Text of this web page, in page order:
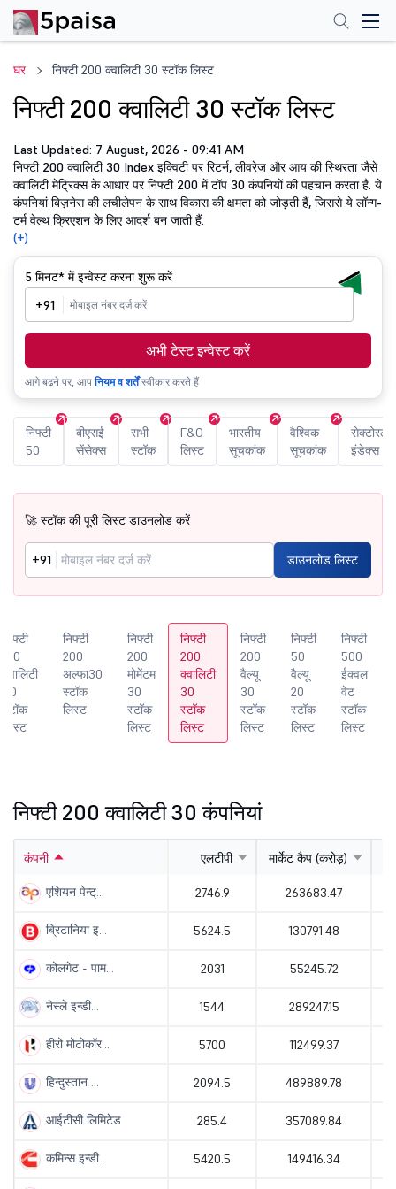
घर निफ्टी 200 क्वालिटी 30 स्टॉक लिस्ट
निफ्टी 200 क्वालिटी 30 स्टॉक लिस्ट
Last Updated: 7 August, 2026 - 09:41 AM
निफ्टी 200 क्वालिटी 30 Index इक्विटी पर रिटर्न, लीवरेज और आय की स्थिरता जैसे
क्वालिटी मेट्रिक्स के आधार पर निफ्टी 200 में टॉप 30 कंपनियों की पहचान करता है. ये
कंपनियां बिज़नेस की लचीलेपन के साथ विकास की क्षमता को जोड़ती हैं, जिससे ये लॉन्ग-
टर्म वेल्थ क्रिएशन के लिए आदर्श बन जाती हैं.
(+)
5 मिनट* में इन्वेस्ट करना शुरू करें
+91
अभी टेस्ट इन्वेस्ट करें
आगे बढ़ने पर, आपनियम व शर्तेंस्वीकार करते हैं
निफ्टी
50
बीएसई
सेंसेक्स
सभी
स्टॉक
F&O
लिस्ट
भारतीय
सूचकांक
वैश्विक
सूचकांक
सेक्टोरल
इंडेक्स
🚀 स्टॉक की पूरी लिस्ट डाउनलोड करें
+91 डाउनलोड लिस्ट
निफ्टी
100
क्वालिटी
30
स्टॉक
लिस्ट
निफ्टी
200
अल्फा30
स्टॉक
लिस्ट
निफ्टी
200
मोमेंटम
30
स्टॉक
लिस्ट
निफ्टी
200
क्वालिटी
30
स्टॉक
लिस्ट
निफ्टी
200
वैल्यू
30
स्टॉक
लिस्ट
निफ्टी
50
वैल्यू
20
स्टॉक
लिस्ट
निफ्टी
500
ईक्वल
वेट
स्टॉक
लिस्ट
निफ्टी 200 क्वालिटी 30 कंपनियां
कंपनी एलटीपी मार्केट कैप (करोड़)
एशियन पेन्ट्... 2746.9 263683.47
ब्रिटानिया इ... 5624.5 130791.48
कोलगेट - पाम... 2031 55245.72
नेस्ले इन्डी... 1544 289247.15
हीरो मोटोकॉर... 5700 112499.37
हिन्दुस्तान ... 2094.5 489889.78
आईटीसी लिमिटेड 285.4 357089.84
कमिन्स इन्डी... 5420.5 149416.34